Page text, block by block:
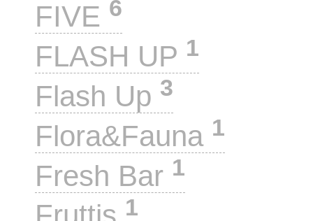
FIVE 6
FLASH UP 1
Flash Up 3
Flora&Fauna 1
Fresh Bar 1
1